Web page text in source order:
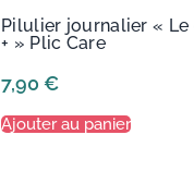
Pilulier journalier «
+ » Plic Care
7,90 €
Ajouter au panier